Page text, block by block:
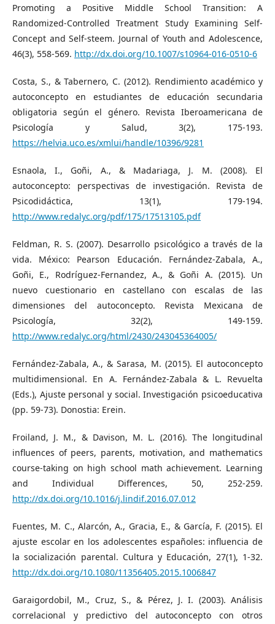
Promoting a Positive Middle School Transition: A
Randomized-Controlled Treatment Study Examining Self-
Concept and Self-steem. Journal of Youth and Adolescence,
46(3), 558-569. http://dx.doi.org/10.1007/s10964-016-0510-6
Costa, S., & Tabernero, C. (2012). Rendimiento académico y
autoconcepto en estudiantes de educación secundaria
obligatoria según el género. Revista Iberoamericana de
Psicología y Salud, 3(2), 175-193.
https://helvia.uco.es/xmlui/handle/10396/9281
Esnaola, I., Goñi, A., & Madariaga, J. M. (2008). El
autoconcepto: perspectivas de investigación. Revista de
Psicodidáctica, 13(1), 179-194.
http://www.redalyc.org/pdf/175/17513105.pdf
Feldman, R. S. (2007). Desarrollo psicológico a través de la
vida. México: Pearson Educación. Fernández-Zabala, A.,
Goñi, E., Rodríguez-Fernandez, A., & Goñi A. (2015). Un
nuevo cuestionario en castellano con escalas de las
dimensiones del autoconcepto. Revista Mexicana de
Psicología, 32(2), 149-159.
http://www.redalyc.org/html/2430/243045364005/
Fernández-Zabala, A., & Sarasa, M. (2015). El autoconcepto
multidimensional. En A. Fernández-Zabala & L. Revuelta
(Eds.), Ajuste personal y social. Investigación psicoeducativa
(pp. 59-73). Donostia: Erein.
Froiland, J. M., & Davison, M. L. (2016). The longitudinal
influences of peers, parents, motivation, and mathematics
course-taking on high school math achievement. Learning
and Individual Differences, 50, 252-259.
http://dx.doi.org/10.1016/j.lindif.2016.07.012
Fuentes, M. C., Alarcón, A., Gracia, E., & García, F. (2015). El
ajuste escolar en los adolescentes españoles: influencia de
la socialización parental. Cultura y Educación, 27(1), 1-32.
http://dx.doi.org/10.1080/11356405.2015.1006847
Garaigordobil, M., Cruz, S., & Pérez, J. I. (2003). Análisis
correlacional y predictivo del autoconcepto con otros